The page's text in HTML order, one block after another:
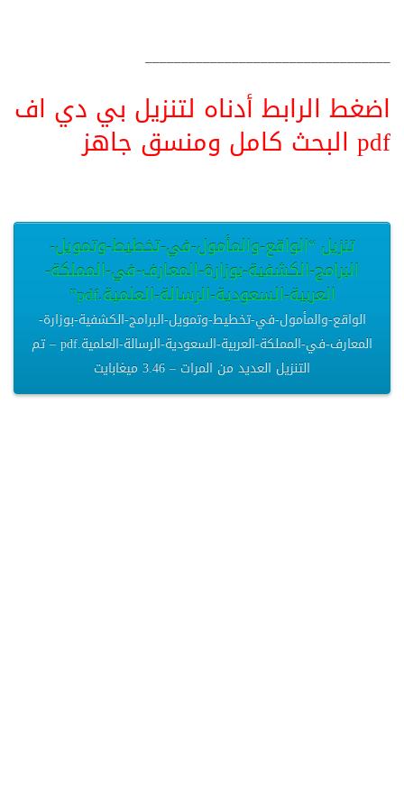
__________________________________
اضغط الرابط أدناه لتنزيل بي دي اف
pdf البحث كامل ومنسق جاهز
تنزيل “الواقع-والمأمول-في-تخطيط-وتمويل-
البرامج-الكشفية-بوزارة-المعارف-في-المملكة-
العربية-السعودية-الرسالة-العلمية.pdf”
الواقع-والمأمول-في-تخطيط-وتمويل-البرامج-الكشفية-بوزارة-
المعارف-في-المملكة-العربية-السعودية-الرسالة-العلمية.pdf – تم
التنزيل العديد من المرات – 3.46 ميغابايت